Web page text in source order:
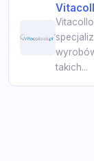
takich...